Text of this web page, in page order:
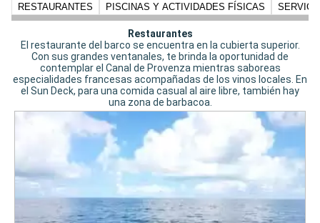
RESTAURANTES PISCINAS Y ACTIVIDADES FÍSICAS
Restaurantes
El restaurante del barco se encuentra en la cubierta superior.
Con sus grandes ventanales, te brinda la oportunidad de
contemplar el Canal de Provenza mientras saboreas
especialidades francesas acompañadas de los vinos locales. En
el Sun Deck, para una comida casual al aire libre, también hay
una zona de barbacoa.